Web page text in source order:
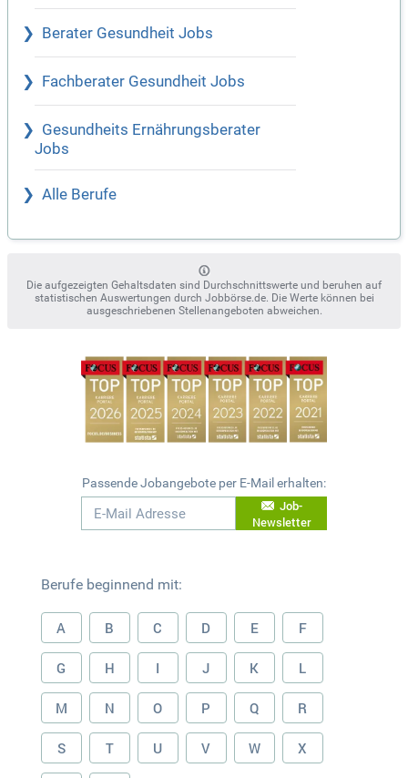
Berater Gesundheit Jobs
Fachberater Gesundheit Jobs
Gesundheits Ernährungsberater
Jobs
Alle Berufe
Die aufgezeigten Gehaltsdaten sind Durchschnittswerte und beruhen auf
statistischen Auswertungen durch Jobbörse.de. Die Werte können bei
ausgeschriebenen Stellenangeboten abweichen.
Passende Jobangebote per E-Mail erhalten:
Job-
Newsletter
Berufe beginnend mit:
A B C D E F
G H I J K L
M N O P Q R
S T U V W X